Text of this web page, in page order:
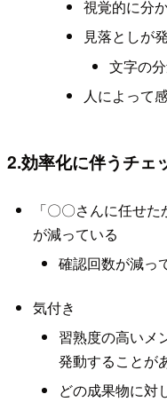
視覚的に分
見落としが
文字の
人によって
2.効率化に伴うチェ
「〇〇さんに任せ
が減っている
確認回数が減っ
気付き
習熟度の高いメ
発動することが
どの成果物に対